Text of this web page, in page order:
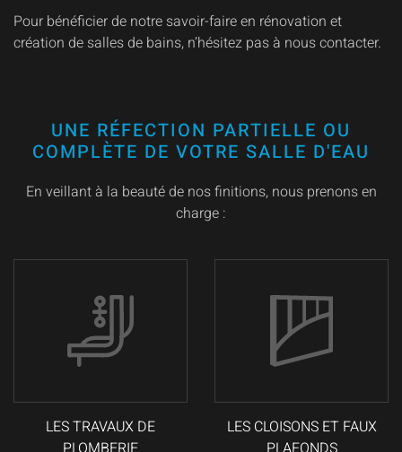
Pour bénéficier de notre savoir-faire en rénovation et
création de salles de bains, n’hésitez pas à nous contacter.
UNE RÉFECTION PARTIELLE OU
COMPLÈTE DE VOTRE SALLE D'EAU
En veillant à la beauté de nos finitions, nous prenons en
charge :
LES TRAVAUX DE
LES CLOISONS ET FAUX